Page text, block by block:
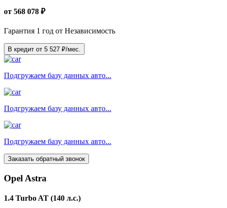
от 568 078 ₽
Гарантия 1 год от Независимость
В кредит от 5 527 ₽/мес.
Подгружаем базу данных авто...
Подгружаем базу данных авто...
Подгружаем базу данных авто...
Заказать обратный звонок
Opel Astra
1.4 Turbo AT (140 л.с.)